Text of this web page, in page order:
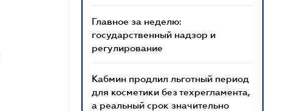
Главное за неделю:
государственный надзор и
регулирование
Кабмин продлил льготный период
для косметики без техрегламента,
а реальный срок значительно